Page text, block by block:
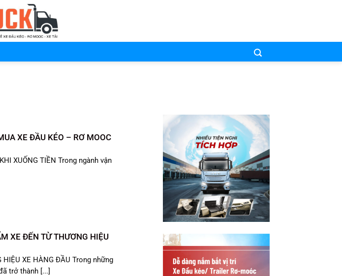
XE ĐẦU KÉO – RƠ MOOC
XUỐNG TIỀN Trong ngành vận
XE ĐẾN TỪ THƯƠNG HIỆU
HIỆU XE HÀNG ĐẦU Trong những
trở thành [...]